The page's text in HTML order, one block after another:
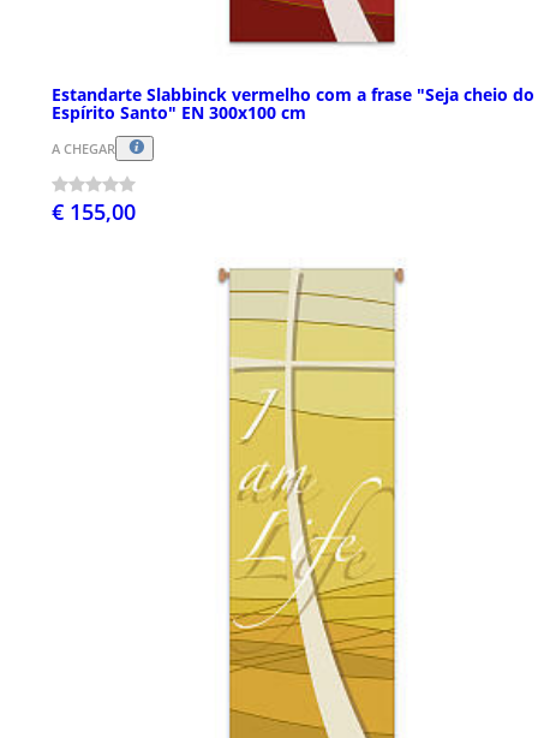
Estandarte Slabbinck vermelho com a frase "Seja cheio do
Espírito Santo" EN 300x100 cm
A CHEGAR
€ 155,00